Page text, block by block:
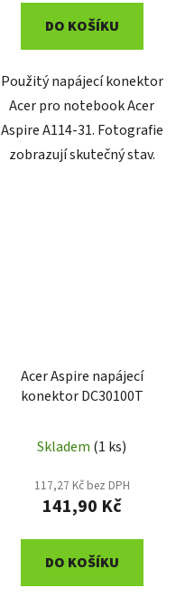
DO KOŠÍKU
Použitý napájecí konektor
Acer pro notebook Acer
Aspire A114-31. Fotografie
zobrazují skutečný stav.
Acer Aspire napájecí
konektor DC30100T
Skladem (1 ks)
117,27 Kč bez DPH
141,90 Kč
DO KOŠÍKU